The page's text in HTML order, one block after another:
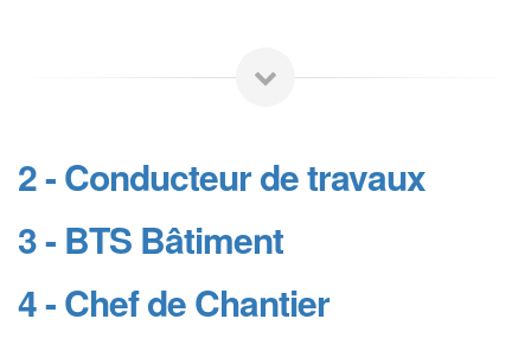
2 - Conducteur de travaux
3 - BTS Bâtiment
4 - Chef de Chantier